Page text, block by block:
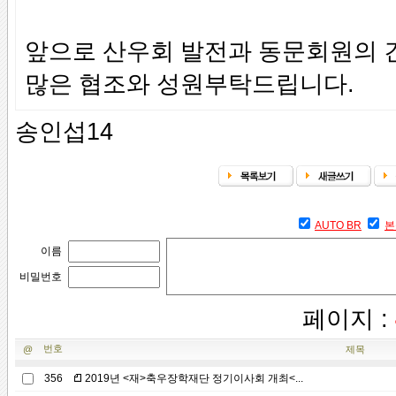
앞으로 산우회 발전과 동문회원의
많은 협조와 성원부탁드립니다.
송인섭14
AUTO BR
이름
비밀번호
페이지 :
@ 번호 제목
356
2019년 <재>축우장학재단 정기이사회 개최<...